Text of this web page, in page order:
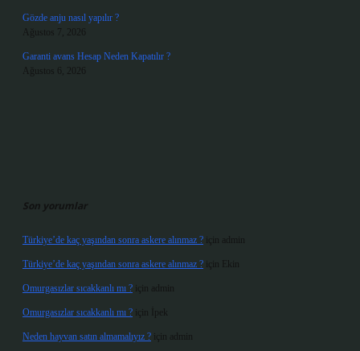
Gözde anju nasıl yapılır ?
Ağustos 7, 2026
Garanti avans Hesap Neden Kapatılır ?
Ağustos 6, 2026
Son yorumlar
Türkiye’de kaç yaşından sonra askere alınmaz ? için admin
Türkiye’de kaç yaşından sonra askere alınmaz ? için Ekin
Omurgasızlar sıcakkanlı mı ? için admin
Omurgasızlar sıcakkanlı mı ? için İpek
Neden hayvan satın almamalıyız ? için admin